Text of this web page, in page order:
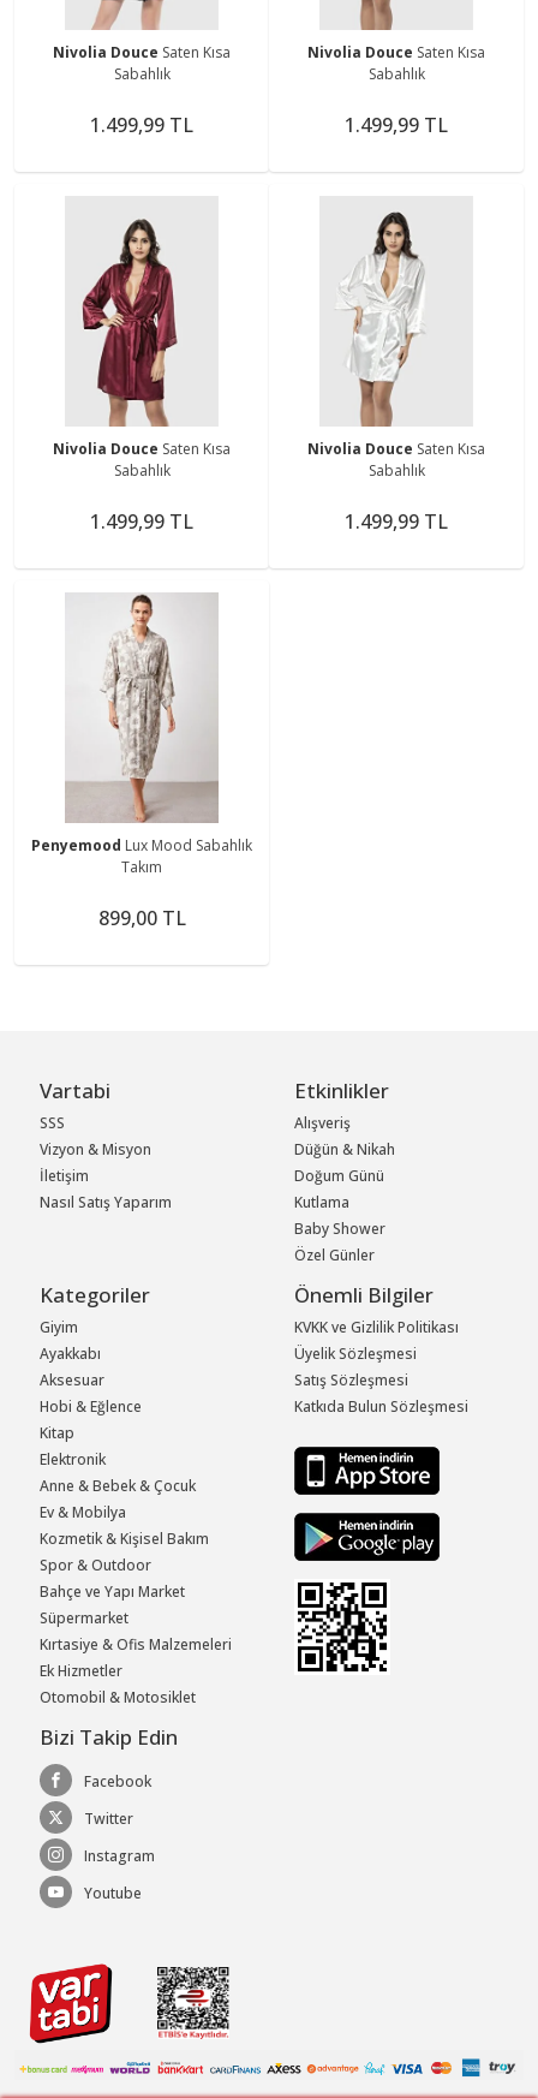
Nivolia Douce Saten Kısa
Sabahlık
1.499,99 TL
Nivolia Douce Saten Kısa
Sabahlık
1.499,99 TL
Nivolia Douce Saten Kısa
Sabahlık
1.499,99 TL
Nivolia Douce Saten Kısa
Sabahlık
1.499,99 TL
Penyemood Lux Mood Sabahlık
Takım
899,00 TL
Vartabi
SSS
Vizyon & Misyon
İletişim
Nasıl Satış Yaparım
Etkinlikler
Alışveriş
Düğün & Nikah
Doğum Günü
Kutlama
Baby Shower
Özel Günler
Kategoriler
Giyim
Ayakkabı
Aksesuar
Hobi & Eğlence
Kitap
Elektronik
Anne & Bebek & Çocuk
Ev & Mobilya
Kozmetik & Kişisel Bakım
Spor & Outdoor
Bahçe ve Yapı Market
Süpermarket
Kırtasiye & Ofis Malzemeleri
Ek Hizmetler
Otomobil & Motosiklet
Önemli Bilgiler
KVKK ve Gizlilik Politikası
Üyelik Sözleşmesi
Satış Sözleşmesi
Katkıda Bulun Sözleşmesi
Bizi Takip Edin
Facebook
Twitter
Instagram
Youtube